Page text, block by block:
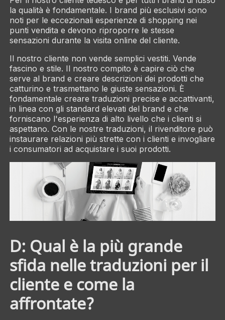
la qualità è fondamentale. I brand più esclusivi sono
noti per le eccezionali esperienze di shopping nei
punti vendita e devono riproporre le stesse
sensazioni durante la visita online del cliente.
Il nostro cliente non vende semplici vestiti. Vende
fascino e stile. Il nostro compito è capire ciò che
serve al brand e creare descrizioni dei prodotti che
catturino e trasmettano le giuste sensazioni. È
fondamentale creare traduzioni precise e accattivanti,
in linea con gli standard elevati del brand e che
forniscano l'esperienza di alto livello che i clienti si
aspettano. Con le nostre traduzioni, il rivenditore può
instaurare relazioni più strette con i clienti e invogliare
i consumatori ad acquistare i suoi prodotti.
D: Qual è la più grande
sfida nelle traduzioni per il
cliente e come la
affrontate?